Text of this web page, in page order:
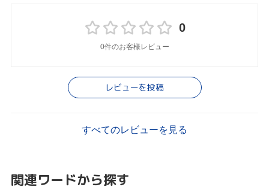
0
0件のお客様レビュー
レビューを投稿
すべてのレビューを見る
関連ワードから探す